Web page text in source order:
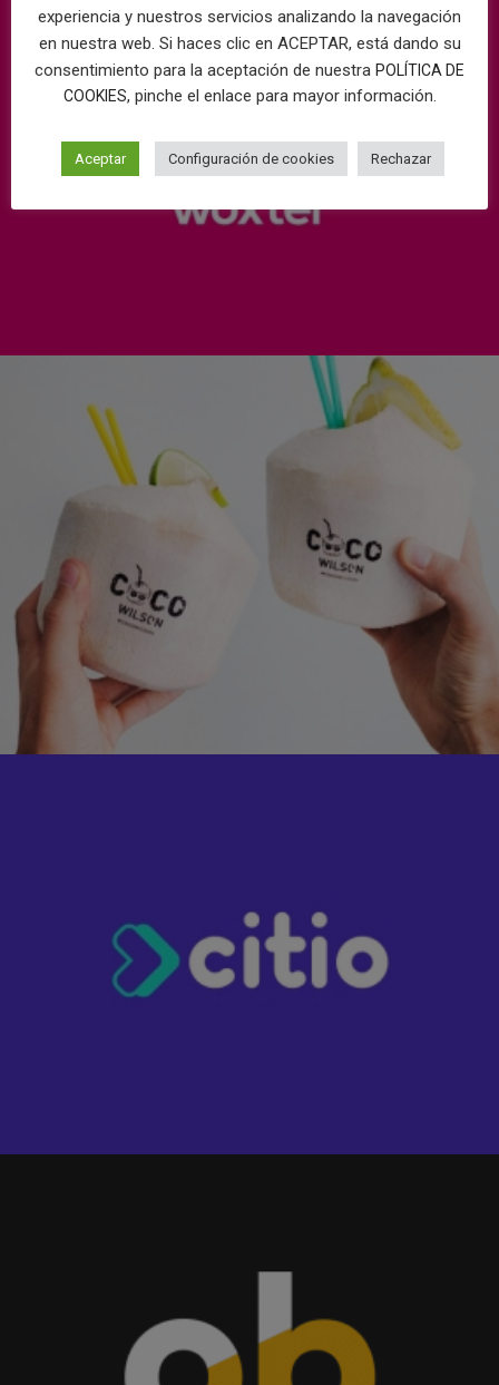
experiencia y nuestros servicios analizando la navegación
en nuestra web. Si haces clic en ACEPTAR, está dando su
consentimiento para la aceptación de nuestra POLÍTICA DE
COOKIES, pinche el enlace para mayor información.
Aceptar Configuración de cookies Rechazar